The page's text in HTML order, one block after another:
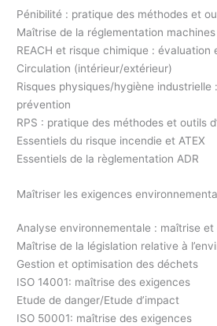
Pénibilité : pratique des méthodes et
Maîtrise de la réglementation machines
REACH et risque chimique : évaluation
Circulation (intérieur/extérieur)
Risques physiques/hygiène industrielle
prévention
RPS : pratique des méthodes et outils
Essentiels du risque incendie et ATEX
Essentiels de la règlementation ADR
Maîtriser les exigences
Analyse environnementale : maîtrise et
Maîtrise de la législation relative à
Gestion et optimisation des déchets
ISO 14001: maîtrise des exigences
Etude de danger/Etude d’impact
ISO 50001: maîtrise des exigences